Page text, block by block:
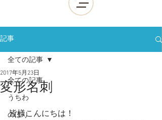
記事
全ての記事
うちわ
のぼり
全ての記事
変形名刺
2017年5月23日
皆様こんにちは！